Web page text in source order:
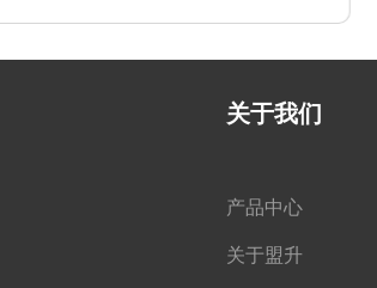
卡扣散热器/尼龙卡扣/散热器配件
关于我们
产品中心
关于盟升